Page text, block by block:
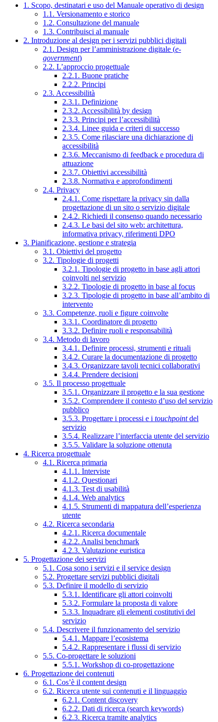
1. Scopo, destinatari e uso del Manuale operativo di design
1.1. Versionamento e storico
1.2. Consultazione del manuale
1.3. Contribuisci al manuale
2. Introduzione al design per i servizi pubblici digitali
2.1. Design per l’amministrazione digitale (e-
government)
2.2. L’approccio progettuale
2.2.1. Buone pratiche
2.2.2. Principi
2.3. Accessibilità
2.3.1. Definizione
2.3.2. Accessibilità by design
2.3.3. Principi per l’accessibilità
2.3.4. Linee guida e criteri di successo
2.3.5. Come rilasciare una dichiarazione di
accessibilità
2.3.6. Meccanismo di feedback e procedura di
attuazione
2.3.7. Obiettivi accessibilità
2.3.8. Normativa e approfondimenti
2.4. Privacy
2.4.1. Come rispettare la privacy sin dalla
progettazione di un sito o servizio digitale
2.4.2. Richiedi il consenso quando necessario
2.4.3. Le basi del sito web: architettura,
informativa privacy, riferimenti DPO
3. Pianificazione, gestione e strategia
3.1. Obiettivi del progetto
3.2. Tipologie di progetti
3.2.1. Tipologie di progetto in base agli attori
coinvolti nel servizio
3.2.2. Tipologie di progetto in base al focus
3.2.3. Tipologie di progetto in base all’ambito di
intervento
3.3. Competenze, ruoli e figure coinvolte
3.3.1. Coordinatore di progetto
3.3.2. Definire ruoli e responsabilità
3.4. Metodo di lavoro
3.4.1. Definire processi, strumenti e rituali
3.4.2. Curare la documentazione di progetto
3.4.3. Organizzare tavoli tecnici collaborativi
3.4.4. Prendere decisioni
3.5. Il processo progettuale
3.5.1. Organizzare il progetto e la sua gestione
3.5.2. Comprendere il contesto d’uso del servizio
pubblico
3.5.3. Progettare i processi e i touchpointdel
servizio
3.5.4. Realizzare l’interfaccia utente del servizio
3.5.5. Validare la soluzione ottenuta
4. Ricerca progettuale
4.1. Ricerca primaria
4.1.1. Interviste
4.1.2. Questionari
4.1.3. Test di usabilità
4.1.4. Web analytics
4.1.5. Strumenti di mappatura dell’esperienza
utente
4.2. Ricerca secondaria
4.2.1. Ricerca documentale
4.2.2. Analisi benchmark
4.2.3. Valutazione euristica
5. Progettazione dei servizi
5.1. Cosa sono i servizi e il service design
5.2. Progettare servizi pubblici digitali
5.3. Definire il modello di servizio
5.3.1. Identificare gli attori coinvolti
5.3.2. Formulare la proposta di valore
5.3.3. Inquadrare gli elementi costitutivi del
servizio
5.4. Descrivere il funzionamento del servizio
5.4.1. Mappare l’ecosistema
5.4.2. Rappresentare i flussi di servizio
5.5. Co-progettare le soluzioni
5.5.1. Workshop di co-progettazione
6. Progettazione dei contenuti
6.1. Cos’è il content design
6.2. Ricerca utente sui contenuti e il linguaggio
6.2.1. Content discovery
6.2.2. Dati di ricerca (search keywords)
6.2.3. Ricerca tramite analytics